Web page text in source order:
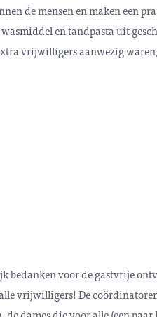
de mensen en maken een
en tandpasta uit
vrijwilligers aanwezig
bedanken voor de gastvrije
vrijwilligers! De